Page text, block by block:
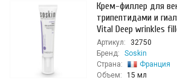
Крем-филлер для
трипептидами и
Vital Deep wrinkles
Артикул:
32750
Бренд:
Soskin
Страна:
Франция
Объем:
15 мл